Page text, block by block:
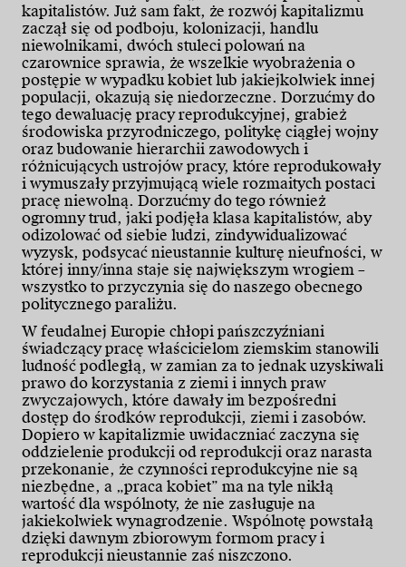
kapitalistów. Już sam fakt, że rozwój kapitalizmu
zaczął się od podboju, kolonizacji, handlu
niewolnikami, dwóch stuleci polowań na
czarownice sprawia, że wszelkie wyobrażenia o
postępie w wypadku kobiet lub jakiejkolwiek innej
populacji, okazują się niedorzeczne. Dorzućmy do
tego dewaluację pracy reprodukcyjnej, grabież
środowiska przyrodniczego, politykę ciągłej wojny
oraz budowanie hierarchii zawodowych i
różnicujących ustrojów pracy, które reprodukowały
i wymuszały przyjmującą wiele rozmaitych postaci
pracę niewolną. Dorzućmy do tego również
ogromny trud, jaki podjęła klasa kapitalistów, aby
odizolować od siebie ludzi, zindywidualizować
wyzysk, podsycać nieustannie kulturę nieufności, w
której inny/inna staje się największym wrogiem –
wszystko to przyczynia się do naszego obecnego
politycznego paraliżu.
W feudalnej Europie chłopi pańszczyźniani
świadczący pracę właścicielom ziemskim stanowili
ludność podległą, w zamian za to jednak uzyskiwali
prawo do korzystania z ziemi i innych praw
zwyczajowych, które dawały im bezpośredni
dostęp do środków reprodukcji, ziemi i zasobów.
Dopiero w kapitalizmie uwidaczniać zaczyna się
oddzielenie produkcji od reprodukcji oraz narasta
przekonanie, że czynności reprodukcyjne nie są
niezbędne, a „praca kobiet” ma na tyle nikłą
wartość dla wspólnoty, że nie zasługuje na
jakiekolwiek wynagrodzenie. Wspólnotę powstałą
dzięki dawnym zbiorowym formom pracy i
reprodukcji nieustannie zaś niszczono.